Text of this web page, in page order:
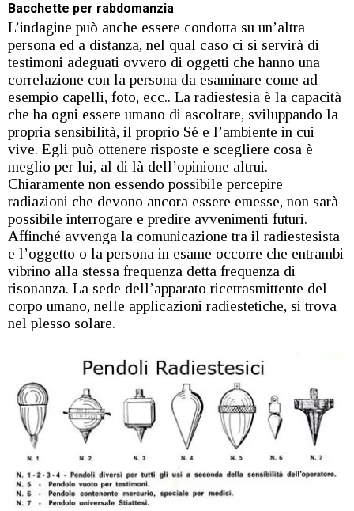
Bacchette per rabdomanzia
L’indagine può anche essere condotta su un’altra
persona ed a distanza, nel qual caso ci si servirà di
testimoni adeguati ovvero di oggetti che hanno una
correlazione con la persona da esaminare come ad
esempio capelli, foto, ecc.. La radiestesia è la capacità
che ha ogni essere umano di ascoltare, sviluppando la
propria sensibilità, il proprio Sé e l’ambiente in cui
vive. Egli può ottenere risposte e scegliere cosa è
meglio per lui, al di là dell’opinione altrui.
Chiaramente non essendo possibile percepire
radiazioni che devono ancora essere emesse, non sarà
possibile interrogare e predire avvenimenti futuri.
Affinché avvenga la comunicazione tra il radiestesista
e l’oggetto o la persona in esame occorre che entrambi
vibrino alla stessa frequenza detta frequenza di
risonanza. La sede dell’apparato ricetrasmittente del
corpo umano, nelle applicazioni radiestetiche, si trova
nel plesso solare.